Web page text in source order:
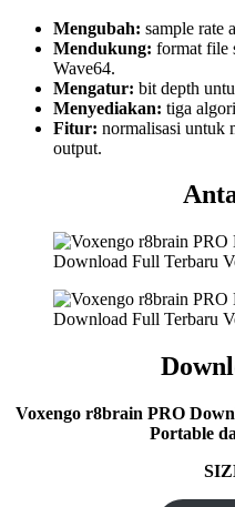
Mengubah: sample rate
Mendukung: format file
Wave64.
Mengatur: bit depth
Menyediakan: tiga
Fitur: normalisasi untuk
output.
Voxengo r8brain PRO
Portable